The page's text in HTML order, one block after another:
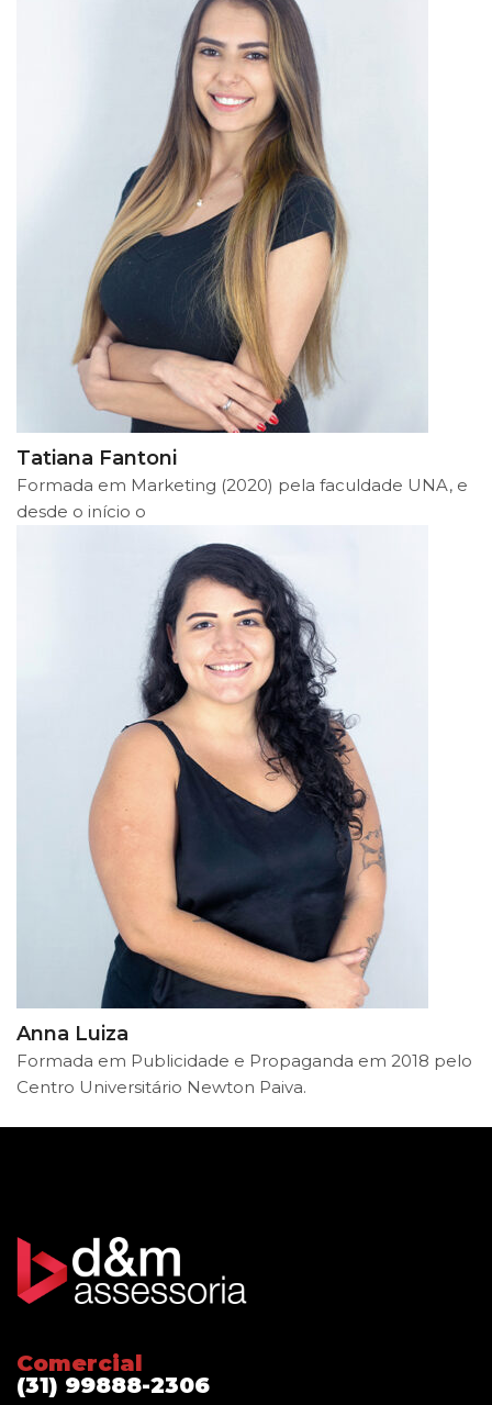
Tatiana Fantoni
Formada em Marketing (2020) pela faculdade UNA, e
desde o início o
Anna Luiza
Formada em Publicidade e Propaganda em 2018 pelo
Centro Universitário Newton Paiva.
Comercial
(31) 99888-2306